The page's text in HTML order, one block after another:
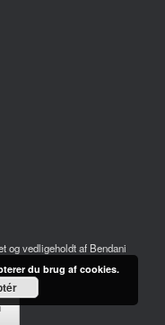
og vedligeholdt af Bendani
du brug af cookies.